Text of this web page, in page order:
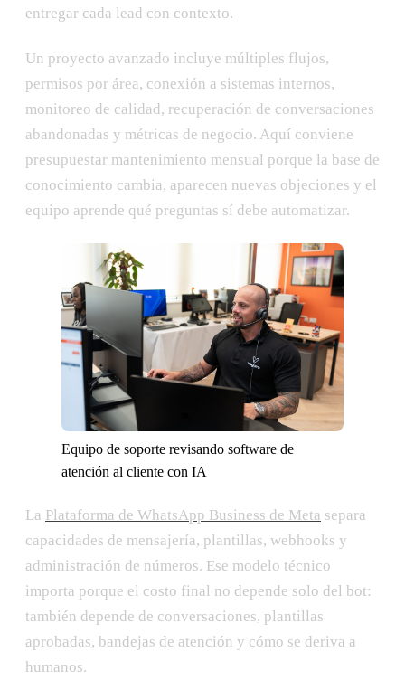
entregar cada lead con contexto.
Un proyecto avanzado incluye múltiples flujos,
permisos por área, conexión a sistemas internos,
monitoreo de calidad, recuperación de conversaciones
abandonadas y métricas de negocio. Aquí conviene
presupuestar mantenimiento mensual porque la base de
conocimiento cambia, aparecen nuevas objeciones y el
equipo aprende qué preguntas sí debe automatizar.
Equipo de soporte revisando software de
atención al cliente con IA
La Plataforma de WhatsApp Business de Meta separa
capacidades de mensajería, plantillas, webhooks y
administración de números. Ese modelo técnico
importa porque el costo final no depende solo del bot:
también depende de conversaciones, plantillas
aprobadas, bandejas de atención y cómo se deriva a
humanos.